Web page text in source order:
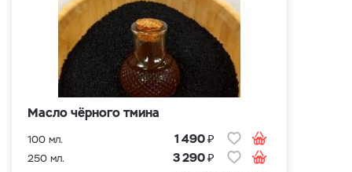
Масло чёрного тмина
100 мл. 1 490₽
250 мл. 3 290₽